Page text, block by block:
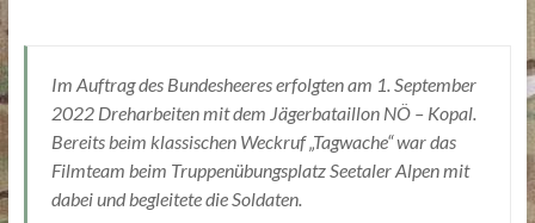
Im Auftrag des Bundesheeres erfolgten am 1. September
2022 Dreharbeiten mit dem Jägerbataillon NÖ – Kopal.
Bereits beim klassischen Weckruf „Tagwache“ war das
Filmteam beim Truppenübungsplatz Seetaler Alpen mit
dabei und begleitete die Soldaten.